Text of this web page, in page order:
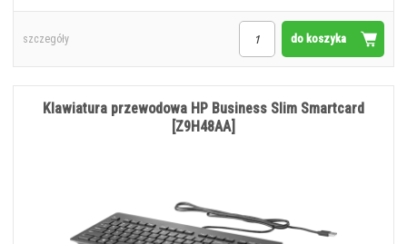
do koszyka
szczegóły
Klawiatura przewodowa HP Business Slim Smartcard
[Z9H48AA]